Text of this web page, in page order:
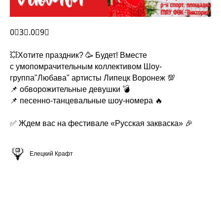
0⃣3⃣.0⃣9⃣
💥Хотите праздник? 🥳 Будет! Вместе
с умопомрачительным коллективом Шоу-
группа"Любава" артисты Липецк Воронеж 💯
📌 обворожительные девушки 💣
📌 песенно-танцевальные шоу-номера 🔥
✅ Ждем вас на фестивале «Русская закваска» 🎉
Елецкий Крафт